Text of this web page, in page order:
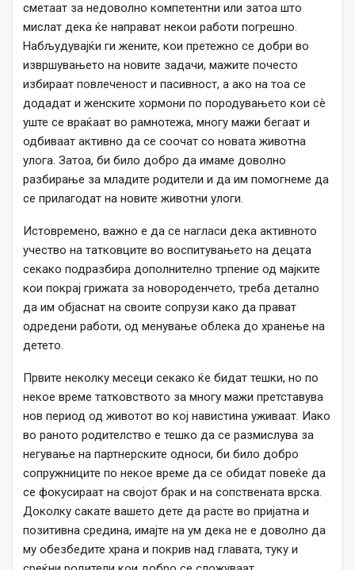
сметаат за недоволно компетентни или затоа што
мислат дека ќе направат некои работи погрешно.
Набљудувајќи ги жените, кои претежно се добри во
извршувањето на новите задачи, мажите почесто
избираат повлеченост и пасивност, а ако на тоа се
додадат и женските хормони по породувањето кои сè
уште се враќаат во рамнотежа, многу мажи бегаат и
одбиваат активно да се соочат со новата животна
улога. Затоа, би било добро да имаме доволно
разбирање за младите родители и да им помогнеме да
се прилагодат на новите животни улоги.
Истовремено, важно е да се нагласи дека активното
учество на татковците во воспитувањето на децата
секако подразбира дополнително трпение од мајките
кои покрај грижата за новороденчето, треба детално
да им објаснат на своите сопрузи како да прават
одредени работи, од менување облека до хранење на
детето.
Првите неколку месеци секако ќе бидат тешки, но по
некое време татковството за многу мажи претставува
нов период од животот во кој навистина уживаат. Иако
во раното родителство е тешко да се размислува за
негување на партнерските односи, би било добро
сопружниците по некое време да се обидат повеќе да
се фокусираат на својот брак и на сопствената врска.
Доколку сакате вашето дете да расте во пријатна и
позитивна средина, имајте на ум дека не е доволно да
му обезбедите храна и покрив над главата, туку и